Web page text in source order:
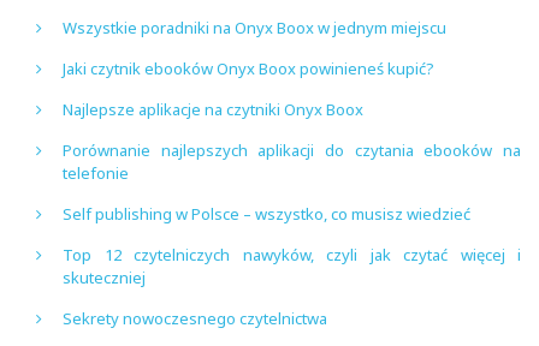
Wszystkie poradniki na Onyx Boox w jednym miejscu
Jaki czytnik ebooków Onyx Boox powinieneś kupić?
Najlepsze aplikacje na czytniki Onyx Boox
Porównanie najlepszych aplikacji do czytania ebooków na
telefonie
Self publishing w Polsce – wszystko, co musisz wiedzieć
Top 12 czytelniczych nawyków, czyli jak czytać więcej i
skuteczniej
Sekrety nowoczesnego czytelnictwa